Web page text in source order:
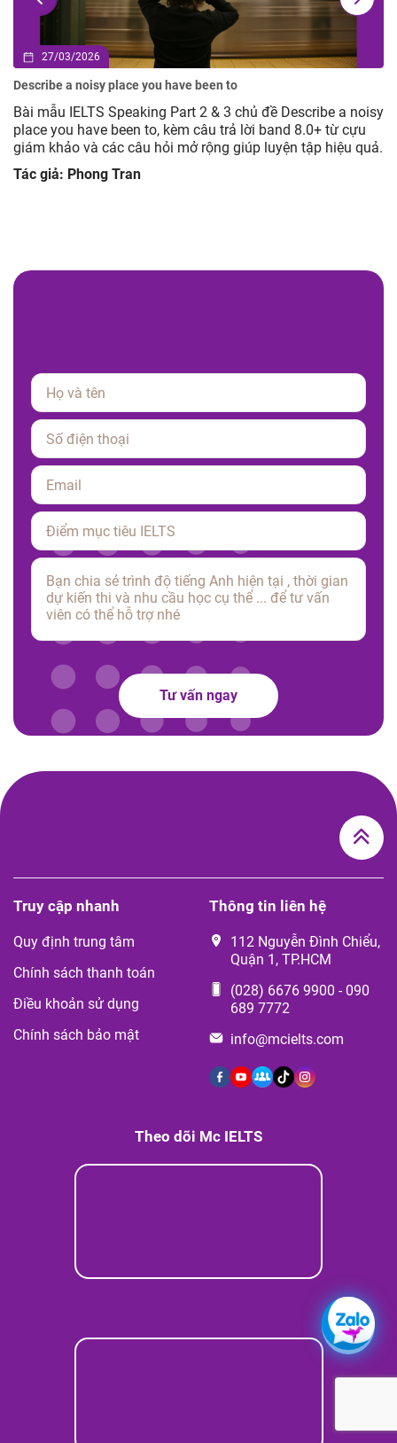
27/03/2026
Describe a noisy place you have been to
Bài mẫu IELTS Speaking Part 2 & 3 chủ đề Describe a noisy
place you have been to, kèm câu trả lời band 8.0+ từ cựu
giám khảo và các câu hỏi mở rộng giúp luyện tập hiệu quả.
Tác giả: Phong Tran
Please leave this field empty.
Tư vấn ngay
Truy cập nhanh
Quy định trung tâm
Chính sách thanh toán
Điều khoản sử dụng
Chính sách bảo mật
Thông tin liên hệ
112 Nguyễn Đình Chiểu,
Quận 1, TP.HCM
(028) 6676 9900 - 090
689 7772
info@mcielts.com
Theo dõi Mc IELTS